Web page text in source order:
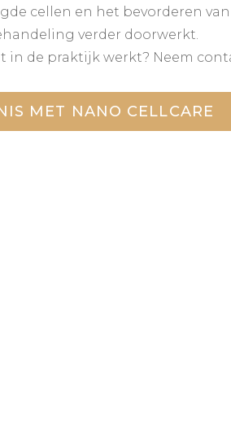
cellen en het bevorderen
verder doorwerkt.
in de praktijk werkt? Neem
MET NANO CELLCARE